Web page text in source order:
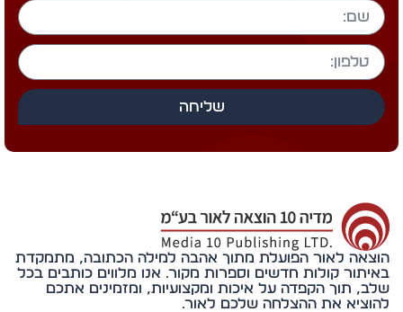
שליחה
לאור הפועלת מתוך אהבה למילה הכתובה, מתמקדת
קולות חדשים וספרות מקור. אנו מלווים כותבים בכל
תוך הקפדה על איכות ומקצועיות, ומזמינים אתכם
את ההצלחה שלכם לאור.